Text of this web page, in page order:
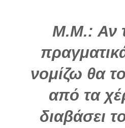
Μ.Μ.: Αν
νομίζω θα
από τα
διαβάσει